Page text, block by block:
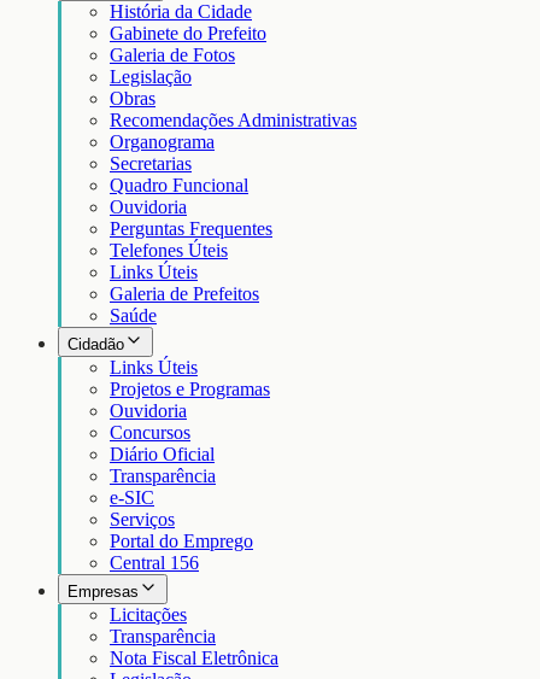
História da Cidade
Gabinete do Prefeito
Galeria de Fotos
Legislação
Obras
Recomendações Administrativas
Organograma
Secretarias
Quadro Funcional
Ouvidoria
Perguntas Frequentes
Telefones Úteis
Links Úteis
Galeria de Prefeitos
Saúde
Cidadão
Links Úteis
Projetos e Programas
Ouvidoria
Concursos
Diário Oficial
Transparência
e-SIC
Serviços
Portal do Emprego
Central 156
Empresas
Licitações
Transparência
Nota Fiscal Eletrônica